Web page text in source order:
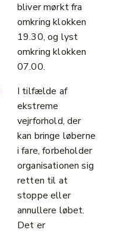
bliver mørkt fra
omkring klokken
19.30, og lyst
omkring klokken
07.00.
I tilfælde af
ekstreme
vejrforhold, der
kan bringe løberne
i fare, forbeholder
organisationen sig
retten til at
stoppe eller
annullere løbet.
Det er